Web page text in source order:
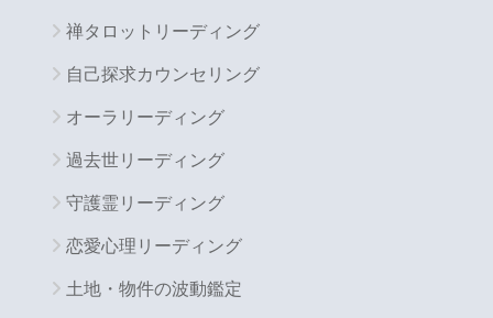
禅タロットリーディング
自己探求カウンセリング
オーラリーディング
過去世リーディング
守護霊リーディング
恋愛心理リーディング
土地・物件の波動鑑定